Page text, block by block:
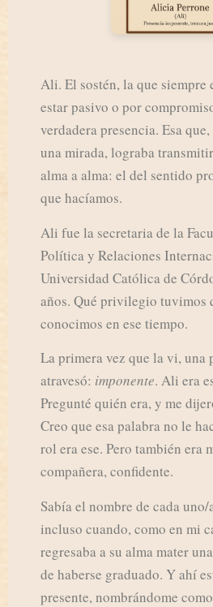
Ali. El sostén, la que siempre
estar pasivo o por
verdadera presencia. Esa
una mirada, lograba
alma a alma: el del sentido
que hacíamos.
Ali fue la secretaria de la
Política y Relaciones
Universidad Católica de
años. Qué privilegio tuvimos
conocimos en ese tiempo.
La primera vez que la vi, una
atravesó: imponente. Ali era
Pregunté quién era, y me
Creo que esa palabra no le
rol era ese. Pero también era
compañera, confidente.
Sabía el nombre de cada
incluso cuando, como en mi
regresaba a su alma mater
de haberse graduado. Y ahí
presente, nombrándome